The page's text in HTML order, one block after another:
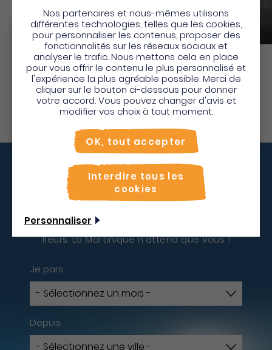
Star Transport
Transport en commun
Découvrir
Vous décollez quand ?
des eaux immaculées et des 1001 trésors de l'île aux
fleurs. La Martinique n'attend que vous !
Je pars
Depuis
Bienvenue en Martinique
Pour profiter de votre séjour et trouver des
activités en quelques clics, activez le mode “sur
place”.
Utiliser le mode surplace
Nos partenaires et nous-mêmes utilisons
différentes technologies, telles que les cookies,
pour personnaliser les contenus, proposer des
fonctionnalités sur les réseaux sociaux et
analyser le trafic. Nous mettons cela en place
pour vous offrir le contenu le plus personnalisé et
l'expérience la plus agréable possible. Merci de
cliquer sur le bouton ci-dessous pour donner
votre accord. Vous pouvez changer d'avis et
modifier vos choix à tout moment.
OK, tout accepter
Interdire tous les
cookies
Personnaliser